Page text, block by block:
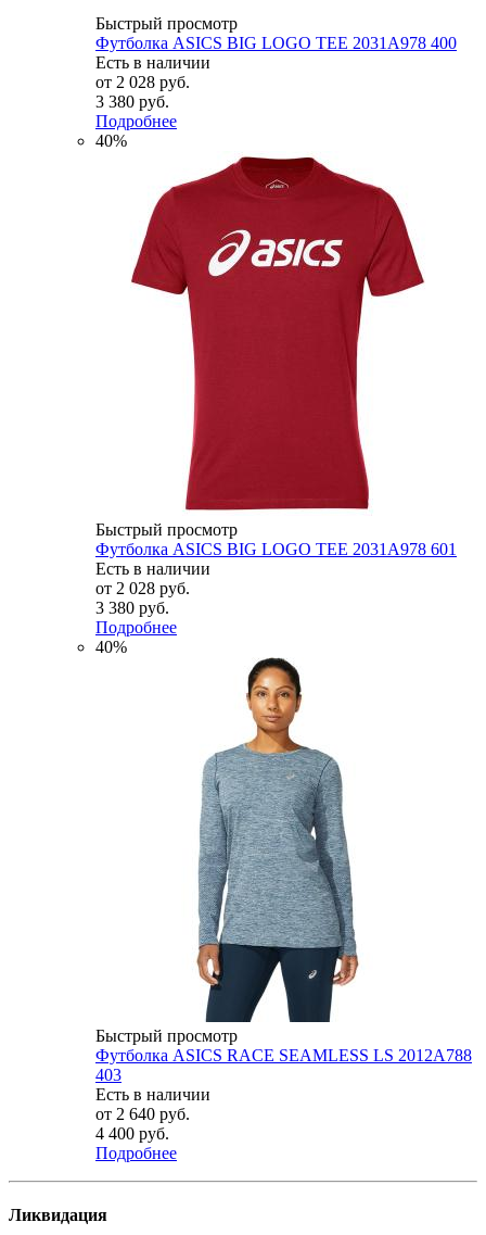
Быстрый просмотр
Футболка ASICS BIG LOGO TEE 2031A978 400
Есть в наличии
от 2 028 руб.
3 380 руб.
Подробнее
40%
Быстрый просмотр
Футболка ASICS BIG LOGO TEE 2031A978 601
Есть в наличии
от 2 028 руб.
3 380 руб.
Подробнее
40%
Быстрый просмотр
Футболка ASICS RACE SEAMLESS LS 2012A788
403
Есть в наличии
от 2 640 руб.
4 400 руб.
Подробнее
Ликвидация